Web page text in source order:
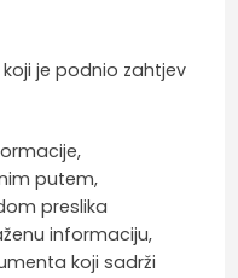
je podnio zahtjev
putem,
preslika
informaciju,
koji sadrži